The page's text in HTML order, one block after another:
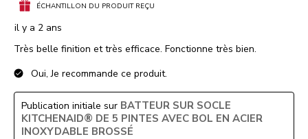
ÉCHANTILLON DU PRODUIT REÇU
il y a 2 ans
Très belle finition et très efficace. Fonctionne très bien.
Oui, Je recommande ce produit.
Publication initiale sur BATTEUR SUR SOCLE
KITCHENAID® DE 5 PINTES AVEC BOL EN ACIER
INOXYDABLE BROSSÉ